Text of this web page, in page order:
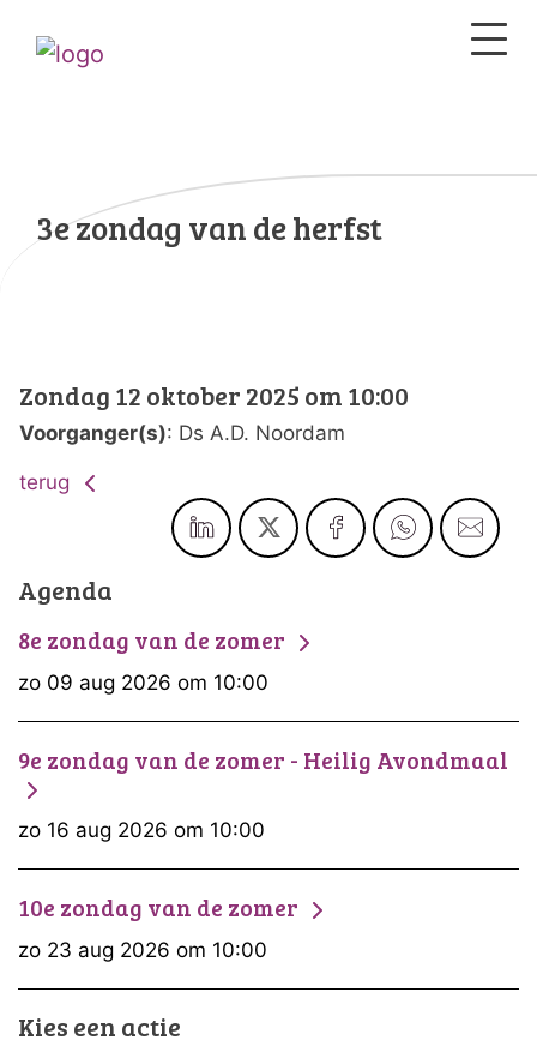
3e zondag van de herfst
Zondag 12 oktober 2025 om 10:00
Voorganger(s): Ds A.D. Noordam
terug
Agenda
8e zondag van de zomer
zo 09 aug 2026 om 10:00
9e zondag van de zomer - Heilig Avondmaal
zo 16 aug 2026 om 10:00
10e zondag van de zomer
zo 23 aug 2026 om 10:00
Kies een actie